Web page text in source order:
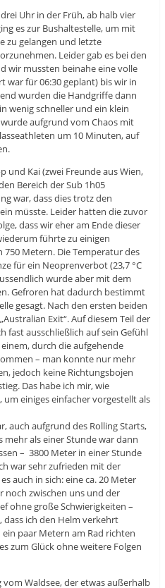
Uhr in der Früh, ab halb vier
es zur Bushaltestelle, um mit
zu gelangen und letzte
Leider gab es bei den
wir mussten beinahe eine volle
war für 06:30 geplant) bis wir in
wurden die Handgriffe dann
wenig schneller und ein klein
aufgrund vom Chaos mit
um 10 Minuten, auf
und Kai (zwei Freunde aus Wien,
Bereich der Sub 1h05
war, dass dies trotz den
müsste. Leider hatten die zuvor
dass wir eher am Ende dieser
führte zu einigen
Metern. Die Temperatur des
für ein Neoprenverbot (23,7 °C
wurde aber mit dem
Gefroren hat dadurch bestimmt
gesagt. Nach den ersten beiden
Exit“. Auf diesem Teil der
fast ausschließlich auf sein Gefühl
durch die aufgehende
– man konnte nur mehr
jedoch keine Richtungsbojen
Das habe ich mir, wie
einiges einfacher vorgestellt als
auch aufgrund des Rolling Starts,
als einer Stunde war dann
– 3800 Meter in einer Stunde
war sehr zufrieden mit der
auch in sich: eine ca. 20 Meter
noch zwischen uns und der
ohne große Schwierigkeiten –
dass ich den Helm verkehrt
paar Metern am Rad richten
zum Glück ohne weitere Folgen
vom Waldsee, der etwas außerhalb